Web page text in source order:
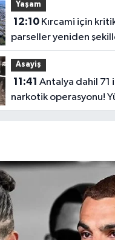
projesi
Yaşam
12:10Kırcami için kritik karar: Tüm
parseller yeniden
Asayiş
11:41
narkotik operasyonu!
uyuşturucu ele